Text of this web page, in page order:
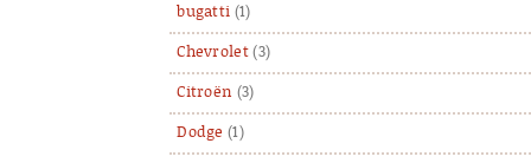
bugatti (1)
Chevrolet(3)
Citroën (3)
Dodge (1)